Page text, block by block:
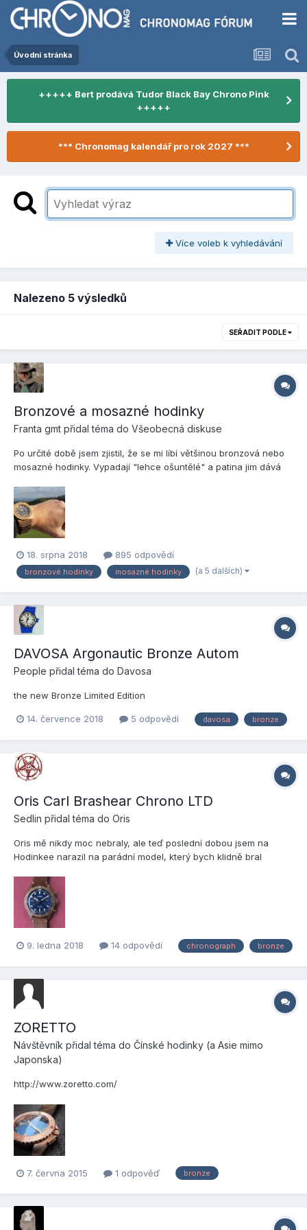
Úvodní stránka
+++++ Bert prodává Tudor Black Bay Chrono Pink
+++++
*** Chronomag kalendář pro rok 2027 ***
Více voleb k vyhledávání
Nalezeno 5 výsledků
SEŘADIT PODLE
Bronzové a mosazné hodinky
Franta gmt přidal téma do Všeobecná diskuse
Po určité době jsem zjistil, že se mi líbí většinou bronzová nebo
mosazné hodinky. Vypadají "lehce ošuntělé" a patina jim dává
Afrika nebo Jižní Amerika ) a bronzové nebo mosazné hodinky
jsou ideální. Pokud jsi "fanda" bronzu nebo mosa...
18. srpna 2018 895 odpovědí
bronzové hodinky mosazné hodinky (a 5 dalších)
DAVOSA Argonautic Bronze Autom
People přidal téma do Davosa
the new Bronze Limited Edition
14. července 2018 5 odpovědí davosa bronze
Oris Carl Brashear Chrono LTD
Sedlin přidal téma do Oris
Oris mě nikdy moc nebraly, ale teď poslední dobou jsem na
Hodinkee narazil na parádní model, který bych klidně bral
tyhle je zrovna mají. zdroj:
https://www.hodinkee.com/articles/oris-carl-brashear-
chronograph-limited-edition-introd...
9. ledna 2018 14 odpovědí chronograph bronze
ZORETTO
Návštěvník přidal téma do Čínské hodinky (a Asie mimo
Japonska)
http://www.zoretto.com/
7. června 2015 1 odpověď bronze